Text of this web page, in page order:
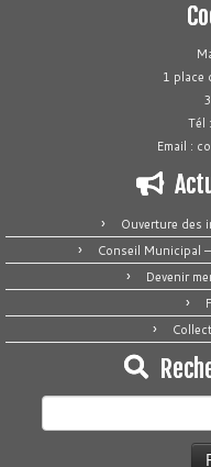
1 place
Tél
Email :
Ouverture
Conseil Municipal
Devenir